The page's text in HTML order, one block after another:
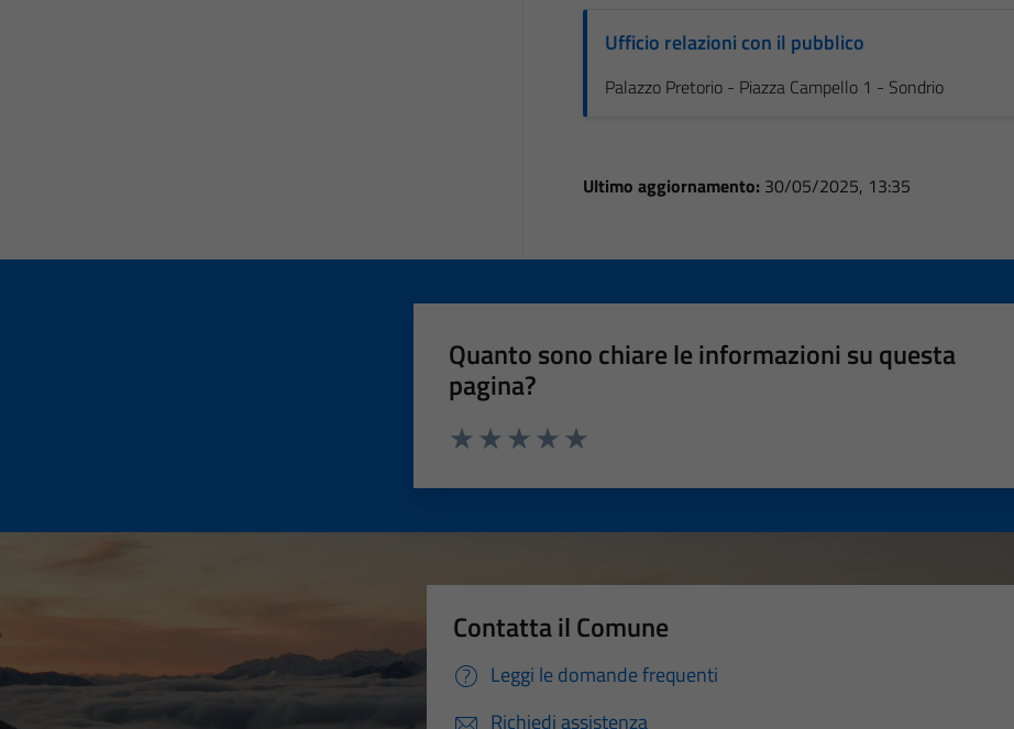
Ufficio relazioni con il pubblico
Palazzo Pretorio - Piazza Campello 1 - Sondrio
Ultimo aggiornamento: 30/05/2025, 13:35
Quanto sono chiare le informazioni su questa
pagina?
Contatta il Comune
Leggi le domande frequenti
Richiedi assistenza